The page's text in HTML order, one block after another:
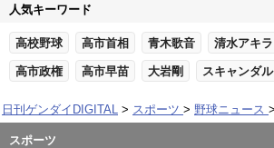
人気キーワード
高校野球 高市首相 青木歌音 清水アキラ
高市政権 高市早苗 大岩剛 スキャンダル
日刊ゲンダイDIGITAL スポーツ 野球ニュース
スポーツ